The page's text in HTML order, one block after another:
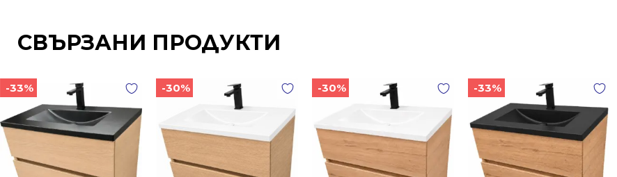
СВЪРЗАНИ ПРОДУКТИ
-33% -30% -30% -33%